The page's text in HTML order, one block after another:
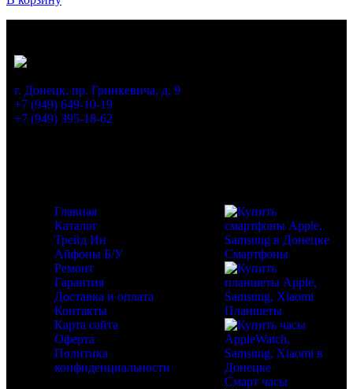
г. Донецк, пр. Гринкевича, д. 9
+7 (949) 649-10-19
+7 (949) 395-18-62
Главная
Каталог
Трейд Ин
Айфоны Б/У
Ремонт
Гарантия
Доставка и оплата
Контакты
Карта сайта
Оферта
Политика
конфиденциальности
Смартфоны
Планшеты
Смарт часы